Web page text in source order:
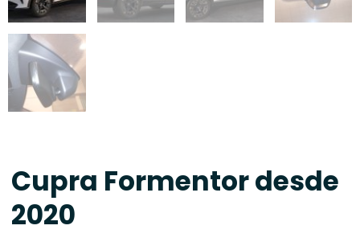
Cupra Formentor desde
2020